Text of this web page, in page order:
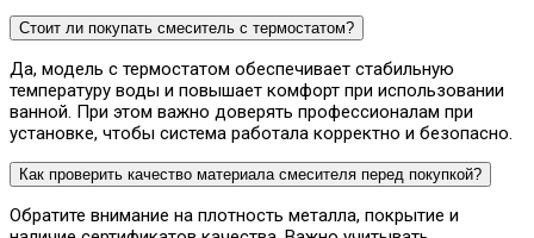
Стоит ли покупать смеситель с термостатом?
Да, модель с термостатом обеспечивает стабильную
температуру воды и повышает комфорт при использовании
ванной. При этом важно доверять профессионалам при
установке, чтобы система работала корректно и безопасно.
Как проверить качество материала смесителя перед покупкой?
Обратите внимание на плотность металла, покрытие и